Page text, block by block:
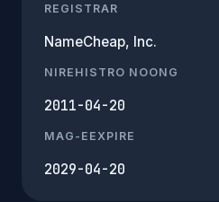
REGISTRAR
NameCheap, Inc.
NIREHISTRO NOONG
2011-04-20
MAG-EEXPIRE
2029-04-20